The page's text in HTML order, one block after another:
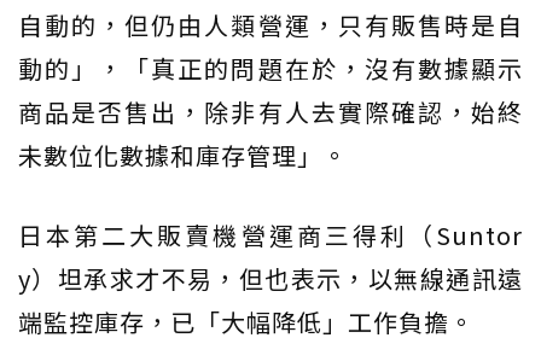
自動的，但仍由人類營運，只有販售時是自
動的」，「真正的問題在於，沒有數據顯示
商品是否售出，除非有人去實際確認，始終
未數位化數據和庫存管理」。
日本第二大販賣機營運商三得利（Suntor
y）坦承求才不易，但也表示，以無線通訊遠
端監控庫存，已「大幅降低」工作負擔。